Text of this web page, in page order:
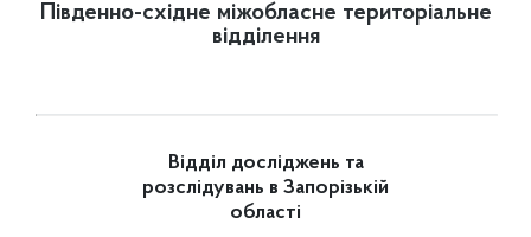
Південно-східне міжобласне територіальне
відділення
Відділ досліджень та
розслідувань в Запорізькій
області